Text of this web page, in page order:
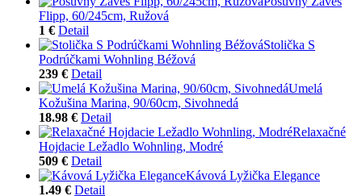
Flipp, 60/245cm, Ružová
1 € Detail
Stolička S
Podrúčkami Wohnling Béžová
239 € Detail
Umelá
Kožušina Marina, 90/60cm, Sivohnedá
18.98 € Detail
Relaxačné
Hojdacie Ležadlo Wohnling, Modré
509 € Detail
Kávová Lyžička Elegance
1.49 € Detail